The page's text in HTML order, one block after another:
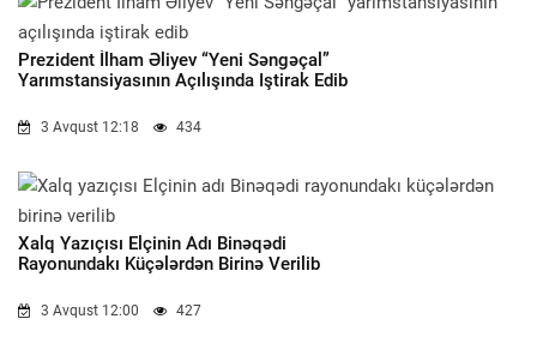
Prezident İlham Əliyev “Yeni Səngəçal”
Yarımstansiyasının Açılışında Iştirak Edib
3 Avqust 12:18 434
Xalq Yazıçısı Elçinin Adı Binəqədi
Rayonundakı Küçələrdən Birinə Verilib
3 Avqust 12:00 427